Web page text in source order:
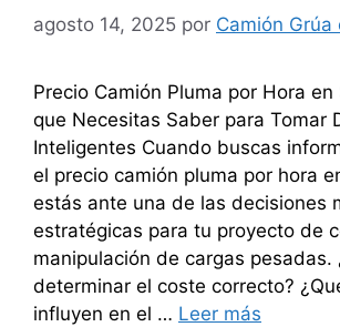
agosto 14, 2025 por Camión Grúa
Precio Camión Pluma por Hora en
que Necesitas Saber para Tomar
Inteligentes Cuando buscas
el precio camión pluma por hora
estás ante una de las decisiones
estratégicas para tu proyecto de
manipulación de cargas pesadas.
determinar el coste correcto?
influyen en el … Leer más